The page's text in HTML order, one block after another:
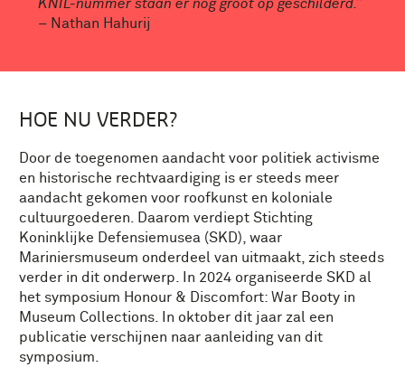
KNIL-nummer staan er nog groot op geschilderd.”
– Nathan Hahurij
HOE NU VERDER?
Door de toegenomen aandacht voor politiek activisme
en historische rechtvaardiging is er steeds meer
aandacht gekomen voor roofkunst en koloniale
cultuurgoederen. Daarom verdiept Stichting
Koninklijke Defensiemusea (SKD), waar
Mariniersmuseum onderdeel van uitmaakt, zich steeds
verder in dit onderwerp. In 2024 organiseerde SKD al
het symposium Honour & Discomfort: War Booty in
Museum Collections. In oktober dit jaar zal een
publicatie verschijnen naar aanleiding van dit
symposium.